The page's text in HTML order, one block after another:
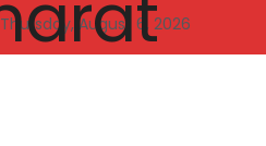
Thursday, August 6, 2026